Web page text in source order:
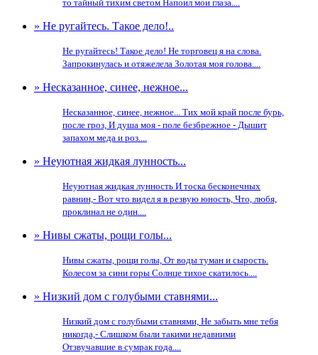
то тайный тихим светом Напоил мои глаза....
» Не ругайтесь. Такое дело!..
Не ругайтесь! Такое дело! Не торговец я на слова.
Запрокинулась и отяжелела Золотая моя голова....
» Несказанное, синее, нежное...
Несказанное, синее, нежное... Тих мой край после бурь,
после гроз, И душа моя - поле безбрежное - Дышит
запахом меда и роз....
» Неуютная жидкая лунность...
Неуютная жидкая лунность И тоска бесконечных
равнин,- Вот что видел я в резвую юность, Что, любя,
проклинал не один....
» Нивы сжаты, рощи голы...
Нивы сжаты, рощи голы, От воды туман и сырость.
Колесом за сини горы Солнце тихое скатилось....
» Низкий дом с голубыми ставнями...
Низкий дом с голубыми ставнями, Не забыть мне тебя
никогда,- Слишком были такими недавними
Отзвучавшие в сумрак года....